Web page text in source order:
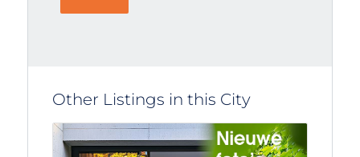
Other Listings in this City